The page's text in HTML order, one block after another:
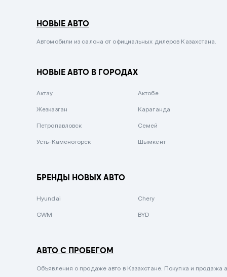
Черный металлик
Стальной
Серебристый металлик
Бело-Дымчатый
Светло-зелёный металлик
Бирюзовый
Зеленый металлик
НОВЫЕ АВТО
Автомобили из салона от официальных дилеров Казахстана.
НОВЫЕ АВТО В ГОРОДАХ
Актау Актобе
Жезказган Караганда
Петропавловск Семей
Усть-Каменогорск Шымкент
БРЕНДЫ НОВЫХ АВТО
Hyundai Chery
GWM BYD
АВТО С ПРОБЕГОМ
Объявления о продаже авто в Казахстане. Покупка и продажа